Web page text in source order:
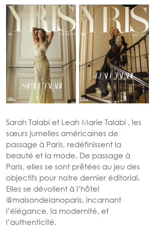
Sarah Talabi et Leah Marie Talabi , les
sœurs jumelles américaines de
passage à Paris, redéfinissent la
beauté et la mode. De passage à
Paris, elles se sont prêtées au jeu des
objectifs pour notre dernier éditorial.
Elles se dévoilent à l’hôtel
@maisondelanoparis, incarnant
l’élégance, la modernité, et
l’authenticité.